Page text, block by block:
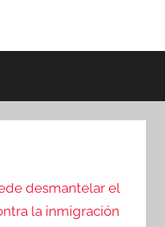
desmantelar el
la inmigración